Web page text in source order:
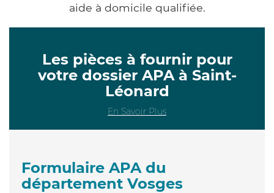
aide à domicile qualifiée.
Les pièces à fournir pour
votre dossier APA à Saint-
Léonard
En Savoir Plus
Formulaire APA du
département Vosges